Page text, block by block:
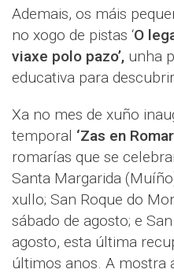
Ademais, os máis
no xogo de pistas ‘O
viaxe polo pazo’, unha
educativa para
Xa no mes de xuño
temporal ‘Zas en
romarías que se
Santa Margarida
xullo; San Roque do
sábado de agosto; e
agosto, esta última
últimos anos. A mostra